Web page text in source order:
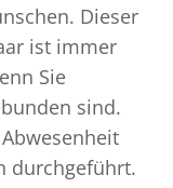
Dieser
ist immer
Sie
sind.
durchgeführt.